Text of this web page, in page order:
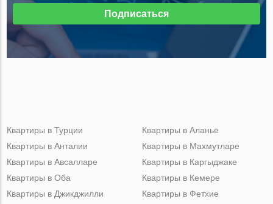
Подписаться
Квартиры в Турции
Квартиры в Анталии
Квартиры в Авсалларе
Квартиры в Оба
Квартиры в Джикджилли
Квартиры в Аланье
Квартиры в Махмутларе
Квартиры в Каргыджаке
Квартиры в Кемере
Квартиры в Фетхие